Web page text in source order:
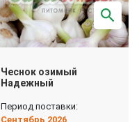
Чеснок озимый
Надежный
Период поставки:
Сентябрь 2026